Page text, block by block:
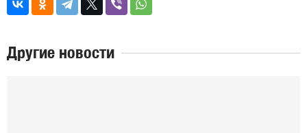
Другие новости